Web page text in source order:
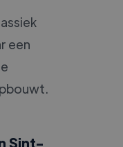
een
Sint-